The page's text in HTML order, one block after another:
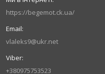
https://begemot.ck.ua/
vlaleks9@ukr.net
+380975753523